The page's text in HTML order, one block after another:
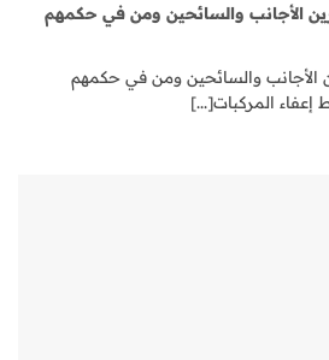
الأجانب والسائحين ومن في حكمهم
الأجانب والسائحين ومن في حكمهم
المركبات[...]